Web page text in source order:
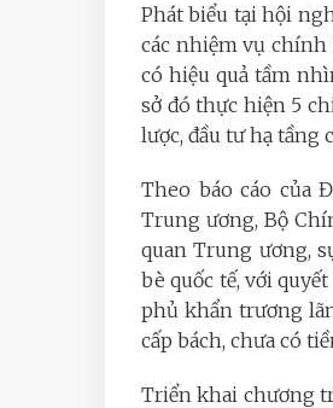
Phát biểu tại hội
các nhiệm vụ
có hiệu quả tầm
sở đó thực hiện 5
lược, đầu tư hạ tầng
Theo báo cáo của
Trung ương, Bộ
quan Trung ương,
bè quốc tế, với
phủ khẩn trương
cấp bách, chưa có
Triển khai chương